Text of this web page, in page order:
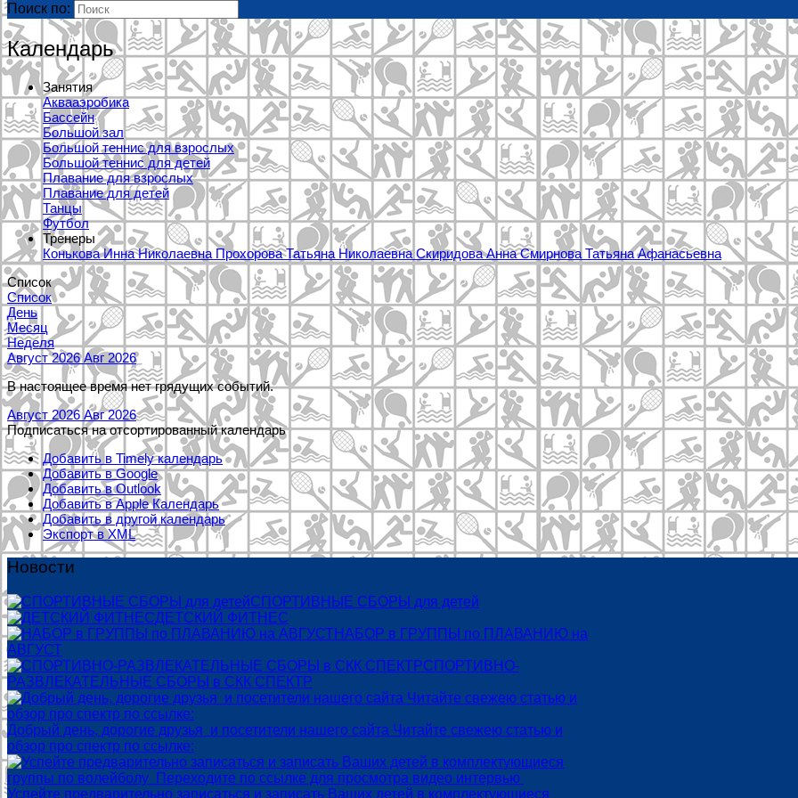
Поиск по:
Календарь
Занятия
Аквааэробика
Бассейн
Большой зал
Большой теннис для взрослых
Большой теннис для детей
Плавание для взрослых
Плавание для детей
Танцы
Футбол
Тренеры
Конькова Инна Николаевна Прохорова Татьяна Николаевна Скиридова АннаСмирнова Татьяна Афанасьевна
Список
Список
День
Месяц
Неделя
Август 2026 Авг 2026
В настоящее время нет грядущих событий.
Август 2026 Авг 2026
Подписаться на отсортированный календарь
Добавить в Timely календарь
Добавить в Google
Добавить в Outlook
Добавить в Apple Календарь
Добавить в другой календарь
Экспорт в XML
Новости
СПОРТИВНЫЕ СБОРЫ для детей
ДЕТСКИЙ ФИТНЕС
НАБОР в ГРУППЫ по ПЛАВАНИЮ на
АВГУСТ
СПОРТИВНО-
РАЗВЛЕКАТЕЛЬНЫЕ СБОРЫ в СКК СПЕКТР
Добрый день, дорогие друзья и посетители нашего сайта Читайте свежею статью и
обзор про спектр по ссылке:
Успейте предварительно записаться и записать Ваших детей в комплектующиеся